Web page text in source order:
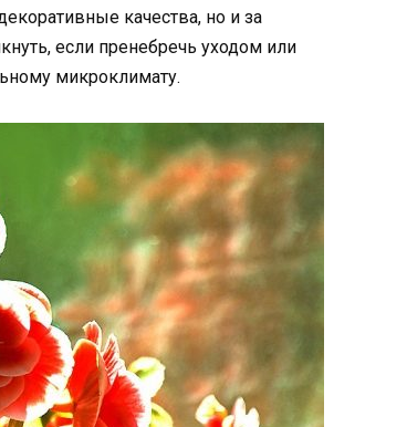
качества, но и за
если пренебречь уходом или
микроклимату.